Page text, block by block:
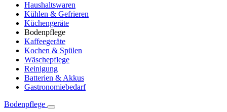
Haushaltswaren
Kühlen & Gefrieren
Küchengeräte
Bodenpflege
Kaffeegeräte
Kochen & Spülen
Wäschepflege
Reinigung
Batterien & Akkus
Gastronomiebedarf
Bodenpflege